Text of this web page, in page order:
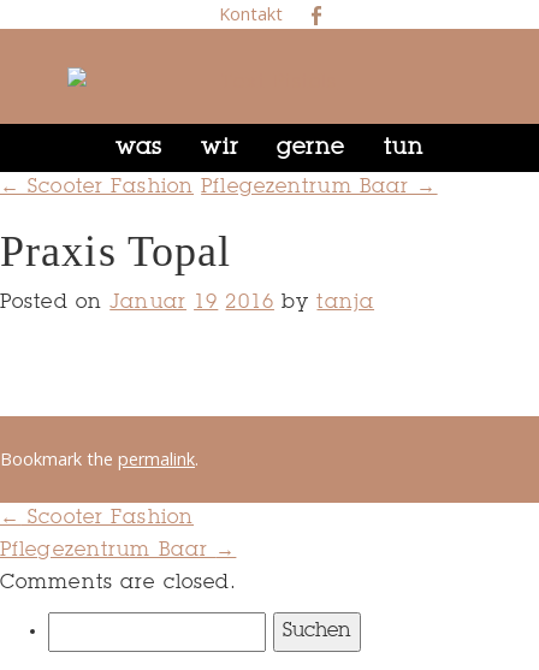
Kontakt
was wir gerne tun
← Scooter Fashion Pflegezentrum Baar →
Praxis Topal
Posted on Januar 19 2016 by tanja
Bookmark the permalink.
←
Scooter Fashion
Pflegezentrum Baar
→
Comments are closed.
nach: